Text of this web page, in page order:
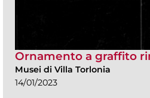
Ornamento a graffito
Musei di Villa Torlonia
14/01/2023